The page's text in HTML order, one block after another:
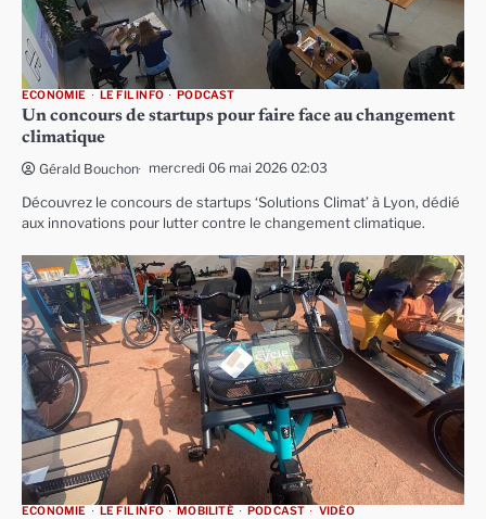
ECONOMIE LE FIL INFO PODCAST
Un concours de startups pour faire face au changement
climatique
Gérald Bouchon mercredi 06 mai 2026 02:03
Découvrez le concours de startups ‘Solutions Climat’ à Lyon, dédié
aux innovations pour lutter contre le changement climatique.
ECONOMIE LE FIL INFO MOBILITÉ PODCAST VIDÉO